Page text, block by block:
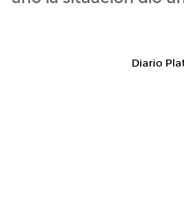
Diario